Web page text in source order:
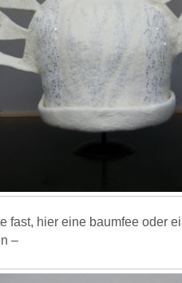
fast, hier eine baumfee oder
–